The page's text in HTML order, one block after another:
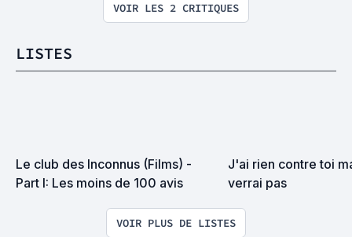
VOIR LES 2 CRITIQUES
LISTES
Le club des Inconnus (Films) -
Part I: Les moins de 100 avis
J'ai rien contre toi
verrai pas
VOIR PLUS DE LISTES